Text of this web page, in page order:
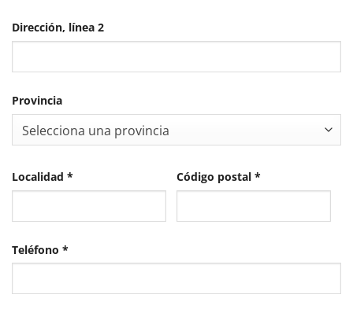
Dirección, línea 2
Provincia
Selecciona una provincia
Localidad * Código postal *
Teléfono *